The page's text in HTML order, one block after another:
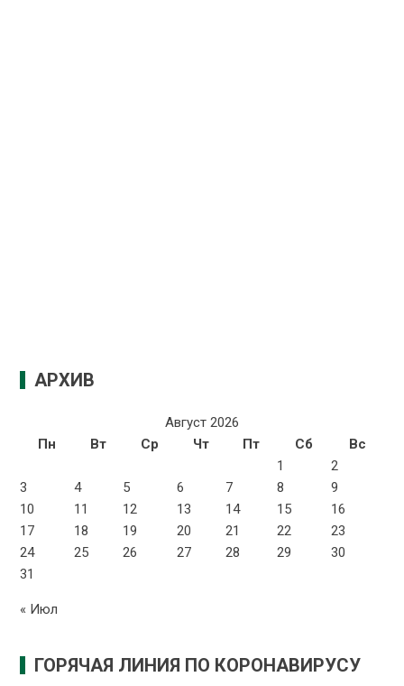
АРХИВ
Август 2026
Пн
Вт Ср Чт Пт Сб
Вс
1
2
3
4 5 6 7 8
9
10
11 12 13 14 15
16
17
18 19 20 21 22
23
24
25 26 27 28 29
30
31
« Июл
ГОРЯЧАЯ ЛИНИЯ ПО КОРОНАВИРУСУ